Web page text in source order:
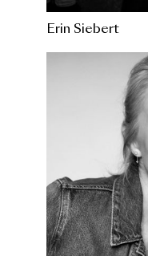
Erin Siebert